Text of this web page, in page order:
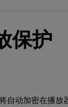
保护
自动加密在播